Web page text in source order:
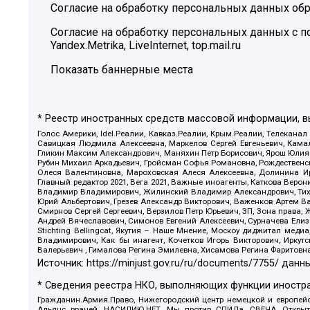
Согласие на обработку персональных данных
Согласие на обработку персональных данных с
Yandex.Metrika, LiveInternet, top.mail.ru
Показать баннерные места
* Реестр иностранных средств массовой информации,
Голос Америки, Idel.Реалии, Кавказ.Реалии, Крым.Реалии,
Савицкая Людмила Алексеевна, Маркелов Сергей Евгеньевич,
Гликин Максим Александрович, Маняхин Петр Борисович, Ярош
Рубин Михаил Аркадьевич, Гройсман Софья Романовна,
Олеся Валентиновна, Мароховская Алеся Алексеевна,
Главный редактор 2021, Вега 2021, Важные иноагенты, Каткова
Владимир Владимирович, Жилинский Владимир Александрович,
Юрий Альбертович, Грезев Александр Викторович, Важенков Артем
Смирнов Сергей Сергеевич, Верзилов Петр Юрьевич, ЗП, Зона
Андрей Вячеславович, Симонов Евгений Алексеевич, Сурначева
Stichting Bellingcat, Якутия – Наше Мнение, Москоу диджитал
Владимирович, Как бы инагент, Кочетков Игорь Викторович,
Валерьевич , Гималова Регина Эмилевна, Хисамова Регина
Источник: https://minjust.gov.ru/ru/documents/7755/
* Сведения реестра НКО, выполняющих функции
Гражданин.Армия.Право, Нижегородский центр немецкой и